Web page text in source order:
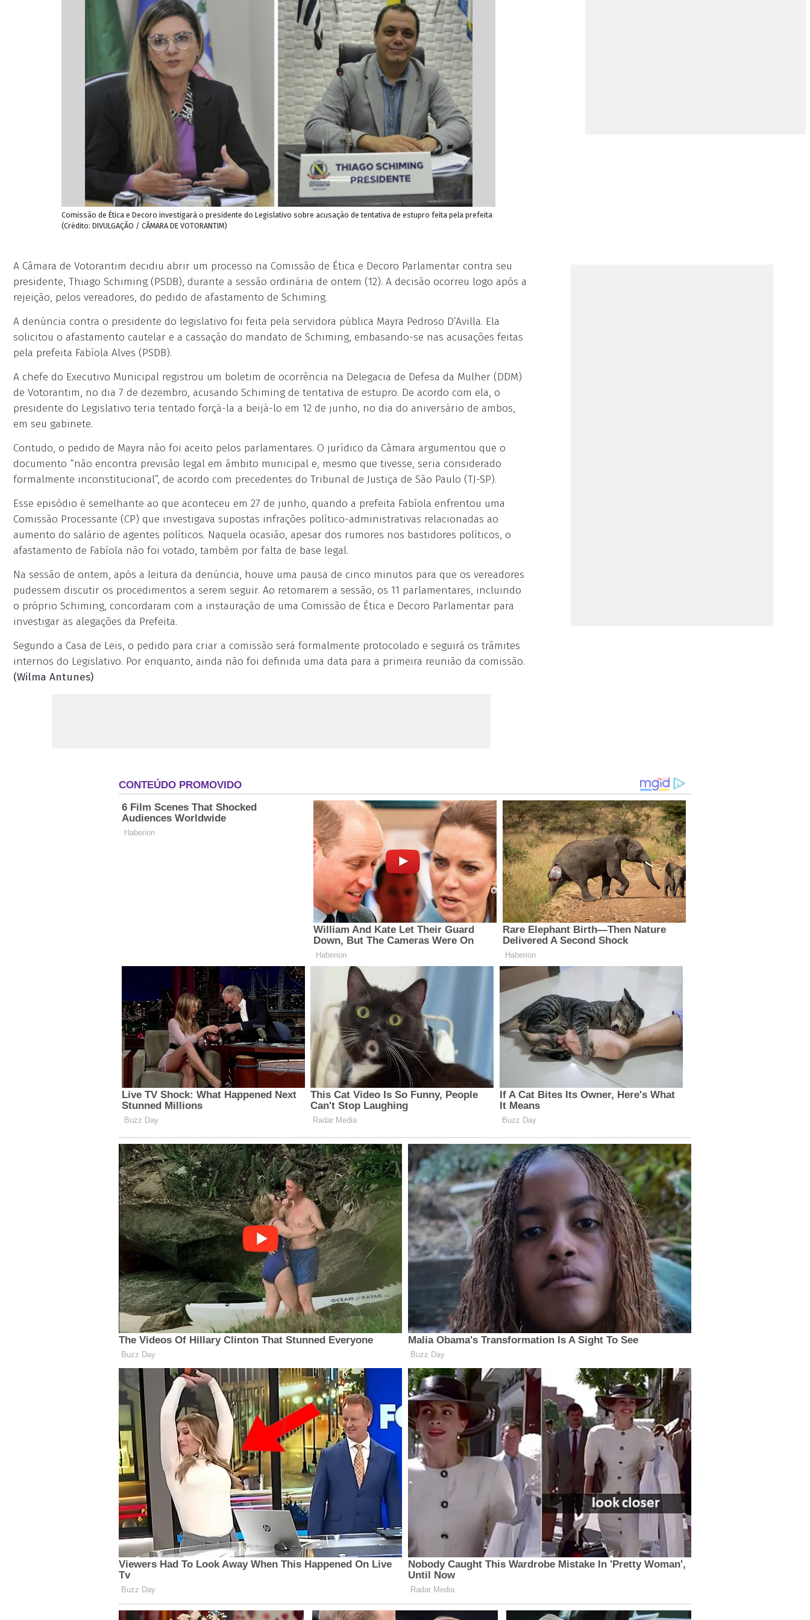
Comissão de Ética e Decoro investigará o presidente do Legislativo sobre acusação de tentativa de estupro feita pela prefeita
(Crédito: DIVULGAÇÃO / CÂMARA DE VOTORANTIM)
A Câmara de Votorantim decidiu abrir um processo na Comissão de Ética e Decoro Parlamentar contra seu
presidente, Thiago Schiming (PSDB), durante a sessão ordinária de ontem (12). A decisão ocorreu logo após a
rejeição, pelos vereadores, do pedido de afastamento de Schiming.
A denúncia contra o presidente do legislativo foi feita pela servidora pública Mayra Pedroso D’Avilla. Ela
solicitou o afastamento cautelar e a cassação do mandato de Schiming, embasando-se nas acusações feitas
pela prefeita Fabíola Alves (PSDB).
A chefe do Executivo Municipal registrou um boletim de ocorrência na Delegacia de Defesa da Mulher (DDM)
de Votorantim, no dia 7 de dezembro, acusando Schiming de tentativa de estupro. De acordo com ela, o
presidente do Legislativo teria tentado forçá-la a beijá-lo em 12 de junho, no dia do aniversário de ambos,
em seu gabinete.
Contudo, o pedido de Mayra não foi aceito pelos parlamentares. O jurídico da Câmara argumentou que o
documento “não encontra previsão legal em âmbito municipal e, mesmo que tivesse, seria considerado
formalmente inconstitucional”, de acordo com precedentes do Tribunal de Justiça de São Paulo (TJ-SP).
Esse episódio é semelhante ao que aconteceu em 27 de junho, quando a prefeita Fabíola enfrentou uma
Comissão Processante (CP) que investigava supostas infrações político-administrativas relacionadas ao
aumento do salário de agentes políticos. Naquela ocasião, apesar dos rumores nos bastidores políticos, o
afastamento de Fabíola não foi votado, também por falta de base legal.
Na sessão de ontem, após a leitura da denúncia, houve uma pausa de cinco minutos para que os vereadores
pudessem discutir os procedimentos a serem seguir. Ao retomarem a sessão, os 11 parlamentares, incluindo
o próprio Schiming, concordaram com a instauração de uma Comissão de Ética e Decoro Parlamentar para
investigar as alegações da Prefeita.
Segundo a Casa de Leis, o pedido para criar a comissão será formalmente protocolado e seguirá os trâmites
internos do Legislativo. Por enquanto, ainda não foi definida uma data para a primeira reunião da comissão.
(Wilma Antunes)